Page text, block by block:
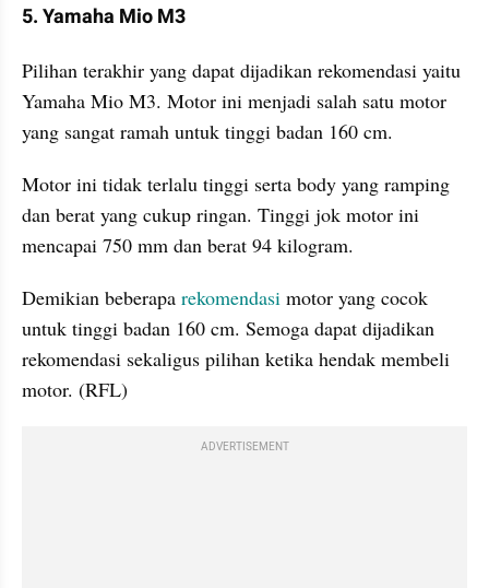
5. Yamaha Mio M3
Pilihan terakhir yang dapat dijadikan rekomendasi yaitu
Yamaha Mio M3. Motor ini menjadi salah satu motor
yang sangat ramah untuk tinggi badan 160 cm.
Motor ini tidak terlalu tinggi serta body yang ramping
dan berat yang cukup ringan. Tinggi jok motor ini
mencapai 750 mm dan berat 94 kilogram.
Demikian beberapa rekomendasi motor yang cocok
untuk tinggi badan 160 cm. Semoga dapat dijadikan
rekomendasi sekaligus pilihan ketika hendak membeli
motor. (RFL)
ADVERTISEMENT